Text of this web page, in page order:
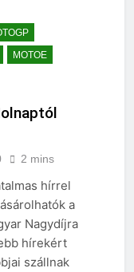
MOTOE
2 mins
hírrel
a
Nagydíjra
hírekért
szállnak